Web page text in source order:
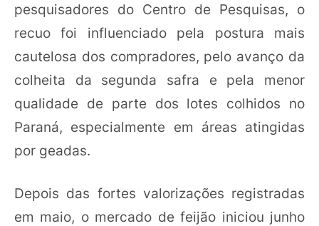
pesquisadores do Centro de Pesquisas, o
recuo foi influenciado pela postura mais
cautelosa dos compradores, pelo avanço da
colheita da segunda safra e pela menor
qualidade de parte dos lotes colhidos no
Paraná, especialmente em áreas atingidas
por geadas.
Depois das fortes valorizações registradas
em maio, o mercado de feijão iniciou junho